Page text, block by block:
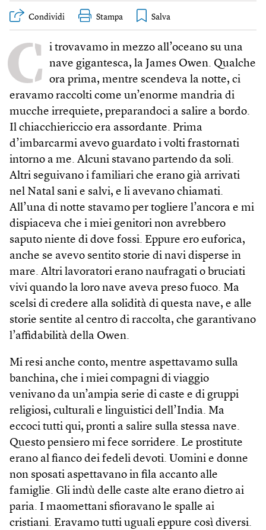
Condividi Stampa
C
i trovavamo in mezzo all’oceano su una
nave gigantesca, la James Owen. Qualche
ora prima, mentre scendeva la notte, ci
eravamo raccolti come un’enorme mandria di
mucche irrequiete, preparandoci a salire a bordo.
Il chiacchiericcio era assordante. Prima
d’imbarcarmi avevo guardato i volti frastornati
intorno a me. Alcuni stavano partendo da soli.
Altri seguivano i familiari che erano già arrivati
nel Natal sani e salvi, e li avevano chiamati.
All’una di notte stavamo per togliere l’ancora e mi
dispiaceva che i miei genitori non avrebbero
saputo niente di dove fossi. Eppure ero euforica,
anche se avevo sentito storie di navi disperse in
mare. Altri lavoratori erano naufragati o bruciati
vivi quando la loro nave aveva preso fuoco. Ma
scelsi di credere alla solidità di questa nave, e alle
storie sentite al centro di raccolta, che garantivano
l’affidabilità della Owen.
Mi resi anche conto, mentre aspettavamo sulla
banchina, che i miei compagni di viaggio
venivano da un’ampia serie di caste e di gruppi
religiosi, culturali e linguistici dell’India. Ma
eccoci tutti qui, pronti a salire sulla stessa nave.
Questo pensiero mi fece sorridere. Le prostitute
erano al fianco dei fedeli devoti. Uomini e donne
non sposati aspettavano in fila accanto alle
famiglie. Gli indù delle caste alte erano dietro ai
paria. I maomettani sfioravano le spalle ai
cristiani. Eravamo tutti uguali eppure così diversi.